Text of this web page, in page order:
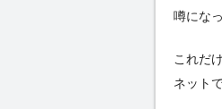
噂にな
これだ
ネット